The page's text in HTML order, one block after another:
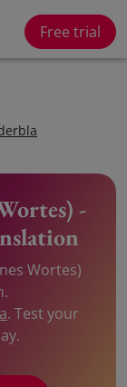
Free trial
-
Wortes)
. Test your